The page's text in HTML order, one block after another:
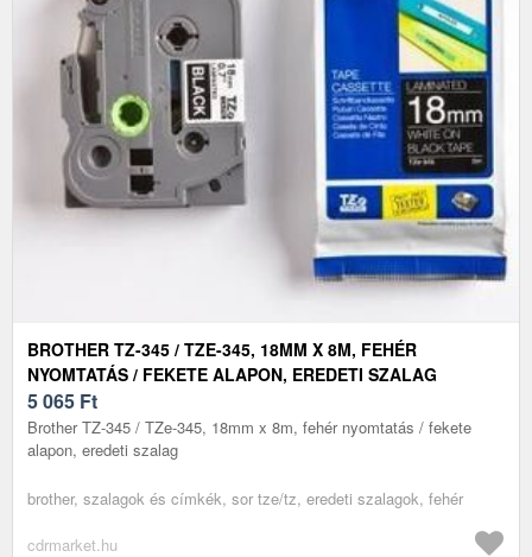
BROTHER TZ-345 / TZE-345, 18MM X 8M, FEHÉR
NYOMTATÁS / FEKETE ALAPON, EREDETI SZALAG
5 065 Ft
Brother TZ-345 / TZe-345, 18mm x 8m, fehér nyomtatás / fekete
alapon, eredeti szalag
brother, szalagok és címkék, sor tze/tz, eredeti szalagok, fehér
cdrmarket.hu